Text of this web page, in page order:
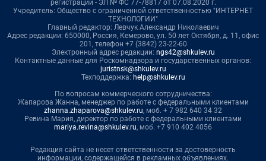
регистрации - ЭЛ № ФС 77-78817 от 07.08.2020 г.
Учредитель: Общество с ограниченной ответственностью "ИНТЕРНЕТ
ТЕХНОЛОГИИ"
Главный редактор: Левчук Александр Николаевич
Адрес редакции: 650000, Россия, Кемерово, ул. 50 лет Октября, д. 11, офис
201, телефон +7 (3842) 23-22-60
Электронный адрес редакции: ngs42@shkulev.ru
Контактные данные для Роскомнадзора и государственных органов:
juristnsk@shkulev.ru
Техподдержка: help@shkulev.ru
По вопросам коммерческого сотрудничества:
Жапарова Жанна, менеджер по работе с федеральными клиентами
zhanna.zhaparova@shkulev.ru, моб. + 7 982 640 34 32
Ревина Мария, директор по работе с федеральными клиентами
mariya.revina@shkulev.ru, моб. +7 910 402 4056
Редакция сайта не несет ответственности за достоверность
информации, содержащейся в рекламных объявлениях.